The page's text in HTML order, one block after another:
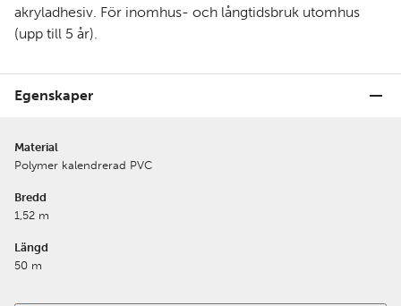
akryladhesiv. För inomhus- och långtidsbruk utomhus
(upp till 5 år).
Egenskaper
Material
Polymer kalendrerad PVC
Bredd
1,52 m
Längd
50 m